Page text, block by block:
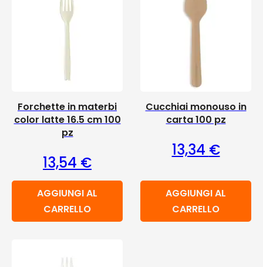
Forchette in materbi
color latte 16.5 cm 100
pz
13,54 €
AGGIUNGI AL
CARRELLO
Cucchiai monouso in
carta 100 pz
13,34 €
AGGIUNGI AL
CARRELLO